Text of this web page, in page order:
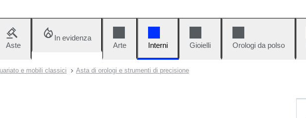
Aste
In evidenza
Arte
Interni Gioielli Orologi da polso
e mobili classici Asta di orologi e strumenti di precisione